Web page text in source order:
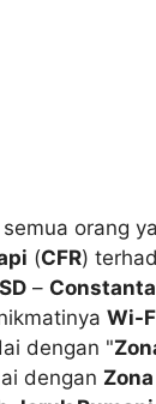
orang
(CFR)
– Constanta
Wi-
dengan "
dengan